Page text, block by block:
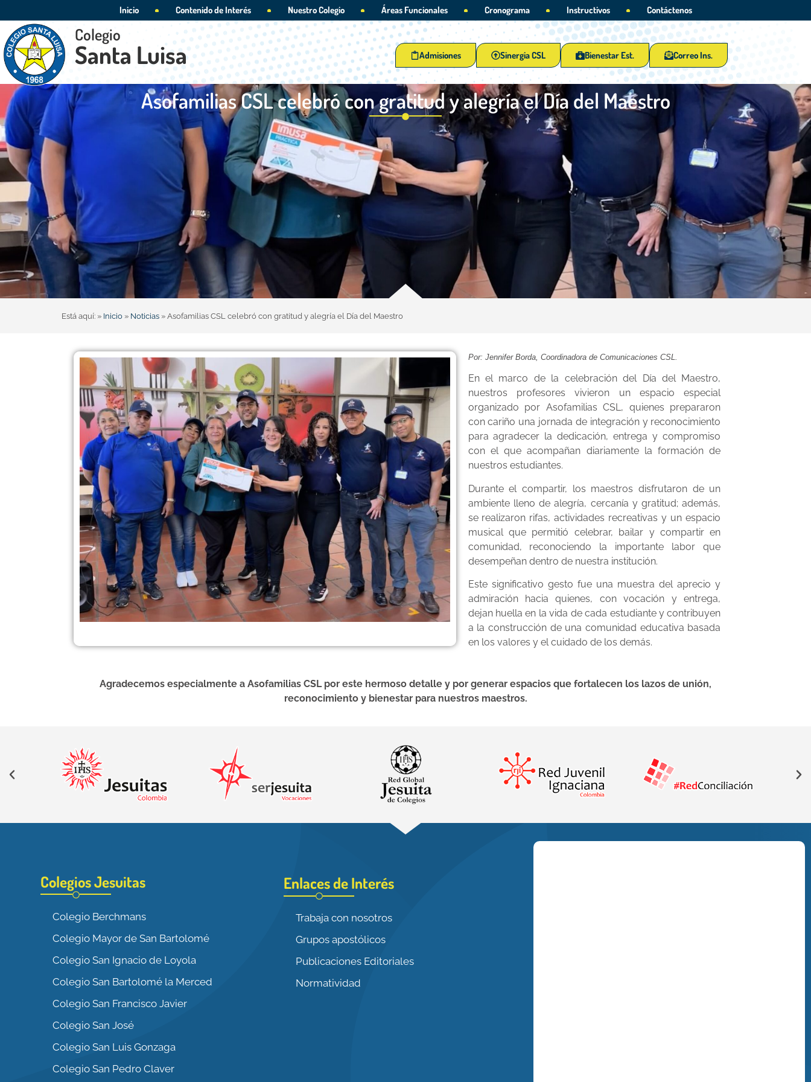
Inicio Contenido de Interés Nuestro Colegio Áreas Funcionales Cronograma Instructivos Contáctenos
Colegio
Santa Luisa Correo Ins.
Bienestar Est.
Sinergia CSL
Admisiones
Asofamilias CSL celebró con gratitud y alegría el Día del Maestro
Está aquí: » Inicio » Noticias » Asofamilias CSL celebró con gratitud y alegría el Día del Maestro
Por: Jennifer Borda, Coordinadora de Comunicaciones CSL.
En el marco de la celebración del Día del Maestro,
nuestros profesores vivieron un espacio especial
organizado por Asofamilias CSL, quienes prepararon
con cariño una jornada de integración y reconocimiento
para agradecer la dedicación, entrega y compromiso
con el que acompañan diariamente la formación de
nuestros estudiantes.
Durante el compartir, los maestros disfrutaron de un
ambiente lleno de alegría, cercanía y gratitud; además,
se realizaron rifas, actividades recreativas y un espacio
musical que permitió celebrar, bailar y compartir en
comunidad, reconociendo la importante labor que
desempeñan dentro de nuestra institución.
Este significativo gesto fue una muestra del aprecio y
admiración hacia quienes, con vocación y entrega,
dejan huella en la vida de cada estudiante y contribuyen
a la construcción de una comunidad educativa basada
en los valores y el cuidado de los demás.
Agradecemos especialmente a Asofamilias CSL por este hermoso detalle y por generar espacios que fortalecen los lazos de unión,
reconocimiento y bienestar para nuestros maestros.
Colegios Jesuitas
Colegio Berchmans
Colegio Mayor de San Bartolomé
Colegio San Ignacio de Loyola
Colegio San Bartolomé la Merced
Colegio San Francisco Javier
Colegio San José
Colegio San Luis Gonzaga
Colegio San Pedro Claver
Enlaces de Interés
Trabaja con nosotros
Grupos apostólicos
Publicaciones Editoriales
Normatividad